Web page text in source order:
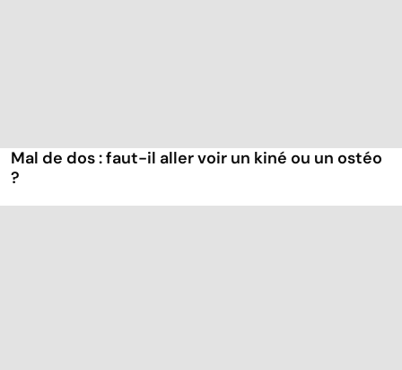
Mal de dos : faut-il aller voir un kiné ou un ostéo
?